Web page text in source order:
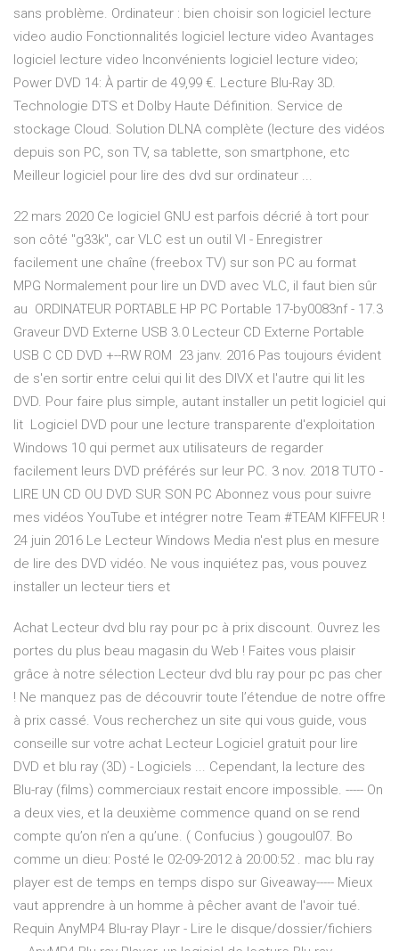
sans problème. Ordinateur : bien choisir son logiciel lecture
video audio Fonctionnalités logiciel lecture video Avantages
logiciel lecture video Inconvénients logiciel lecture video;
Power DVD 14: À partir de 49,99 €. Lecture Blu-Ray 3D.
Technologie DTS et Dolby Haute Définition. Service de
stockage Cloud. Solution DLNA complète (lecture des vidéos
depuis son PC, son TV, sa tablette, son smartphone, etc
Meilleur logiciel pour lire des dvd sur ordinateur ...
22 mars 2020 Ce logiciel GNU est parfois décrié à tort pour
son côté "g33k", car VLC est un outil VI - Enregistrer
facilement une chaîne (freebox TV) sur son PC au format
MPG Normalement pour lire un DVD avec VLC, il faut bien sûr
au ORDINATEUR PORTABLE HP PC Portable 17-by0083nf - 17.3
Graveur DVD Externe USB 3.0 Lecteur CD Externe Portable
USB C CD DVD +--RW ROM 23 janv. 2016 Pas toujours évident
de s'en sortir entre celui qui lit des DIVX et l'autre qui lit les
DVD. Pour faire plus simple, autant installer un petit logiciel qui
lit Logiciel DVD pour une lecture transparente d'exploitation
Windows 10 qui permet aux utilisateurs de regarder
facilement leurs DVD préférés sur leur PC. 3 nov. 2018 TUTO -
LIRE UN CD OU DVD SUR SON PC Abonnez vous pour suivre
mes vidéos YouTube et intégrer notre Team #TEAM KIFFEUR !
24 juin 2016 Le Lecteur Windows Media n'est plus en mesure
de lire des DVD vidéo. Ne vous inquiétez pas, vous pouvez
installer un lecteur tiers et
Achat Lecteur dvd blu ray pour pc à prix discount. Ouvrez les
portes du plus beau magasin du Web ! Faites vous plaisir
grâce à notre sélection Lecteur dvd blu ray pour pc pas cher
! Ne manquez pas de découvrir toute l’étendue de notre offre
à prix cassé. Vous recherchez un site qui vous guide, vous
conseille sur votre achat Lecteur Logiciel gratuit pour lire
DVD et blu ray (3D) - Logiciels ... Cependant, la lecture des
Blu-ray (films) commerciaux restait encore impossible. ----- On
a deux vies, et la deuxième commence quand on se rend
compte qu’on n’en a qu’une. ( Confucius ) gougoul07. Bo
comme un dieu: Posté le 02-09-2012 à 20:00:52 . mac blu ray
player est de temps en temps dispo sur Giveaway----- Mieux
vaut apprendre à un homme à pêcher avant de l'avoir tué.
Requin AnyMP4 Blu-ray Playr - Lire le disque/dossier/fichiers